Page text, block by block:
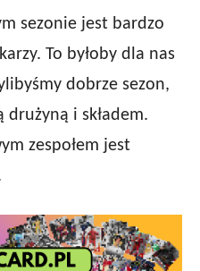
sezonie jest bardzo
To byłoby dla nas
dobrze sezon,
i składem.
zespołem jest